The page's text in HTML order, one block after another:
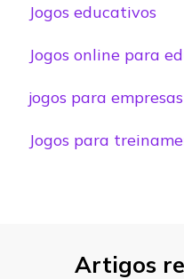
Jogos educativos
Jogos online para
jogos para empresas
Jogos para
Artigos